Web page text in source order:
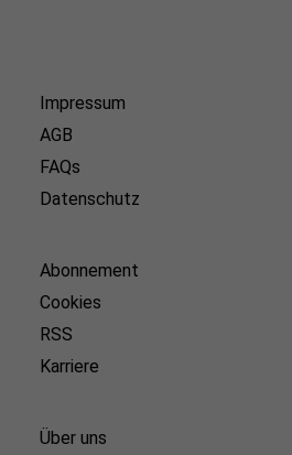
Impressum
AGB
FAQs
Datenschutz
Abonnement
Cookies
RSS
Karriere
Über uns